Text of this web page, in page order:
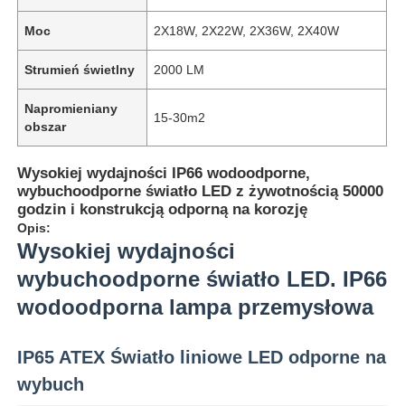
Moc 2X18W, 2X22W, 2X36W, 2X40W
Strumień świetlny 2000 LM
Napromieniany
obszar
15-30m2
Wysokiej wydajności IP66 wodoodporne,
wybuchoodporne światło LED z żywotnością 50000
godzin i konstrukcją odporną na korozję
Opis:
Wysokiej wydajności
wybuchoodporne światło LED. IP66
wodoodporna lampa przemysłowa
IP65 ATEX Światło liniowe LED odporne na
wybuch